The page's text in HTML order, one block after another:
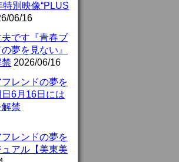
別映像“PLUS
06/16
です『青春ブ
夢を見ない』
2026/06/16
フレンドの夢を
6月16日には
禁
フレンドの夢を
アル【美東美